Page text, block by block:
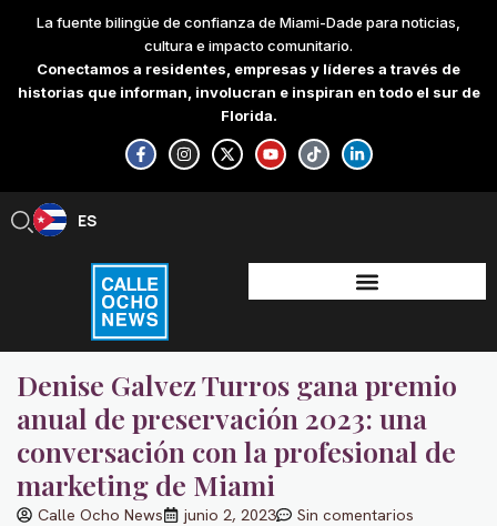
content
La fuente bilingüe de confianza de Miami-Dade para noticias,
cultura e impacto comunitario.
Conectamos a residentes, empresas y líderes a través de
historias que informan, involucran e inspiran en todo el sur de
Florida.
F
a
c
e
-
f
I
n
s
t
X
-
t
w
Y
o
u
t
T
i
k
t
L
i
n
k
-
i
n
ES
EN
Denise Galvez Turros gana premio
anual de preservación 2023: una
conversación con la profesional de
marketing de Miami
Calle Ocho News junio 2, 2023 Sin comentarios